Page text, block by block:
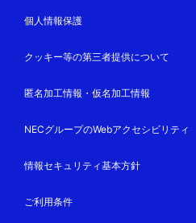
個人情報保護
クッキー等の第三者提供について
匿名加工情報・仮名加工情報
NECグループのWebアクセシビリティ
情報セキュリティ基本方針
ご利用条件